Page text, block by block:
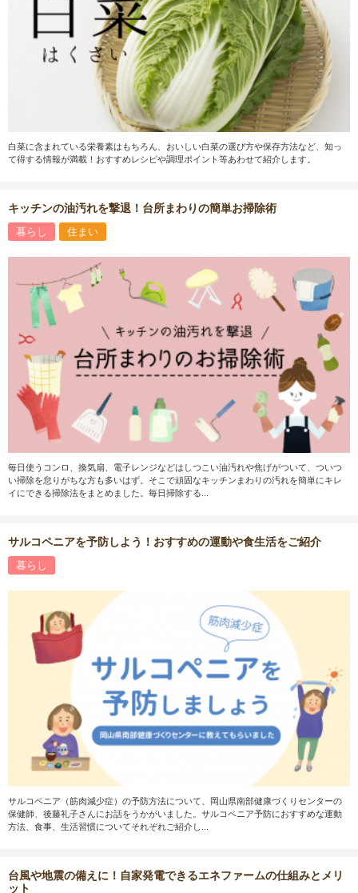
白菜に含まれている栄養素はもちろん、おいしい白菜の選び方や保存方法など、知っ
て得する情報が満載！おすすめレシピや調理ポイント等あわせて紹介します。
キッチンの油汚れを撃退！台所まわりの簡単お掃除術
暮らし 住まい
毎日使うコンロ、換気扇、電子レンジなどはしつこい油汚れや焦げがついて、ついつ
い掃除を怠りがちな方も多いはず。そこで頑固なキッチンまわりの汚れを簡単にキレ
イにできる掃除法をまとめました。毎日掃除する...
サルコペニアを予防しよう！おすすめの運動や食生活をご紹介
暮らし
サルコペニア（筋肉減少症）の予防方法について、岡山県南部健康づくりセンターの
保健師、後藤礼子さんにお話をうかがいました。サルコペニア予防におすすめな運動
方法、食事、生活習慣についてそれぞれご紹介し...
台風や地震の備えに！自家発電できるエネファームの仕組みとメリ
ット